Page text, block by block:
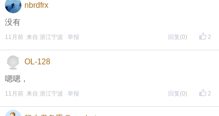
nbrdfrx
没有
2
11月前 来自 浙江宁波 举报 回复 (0)
OL-128
嗯嗯，
2
11月前 来自 浙江宁波 举报 回复 (0)